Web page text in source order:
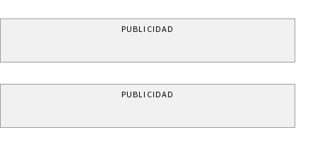
PUBLICIDAD
PUBLICIDAD